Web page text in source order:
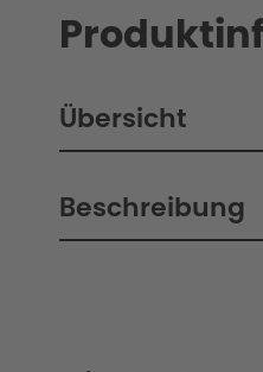
Übersicht
Beschreibung